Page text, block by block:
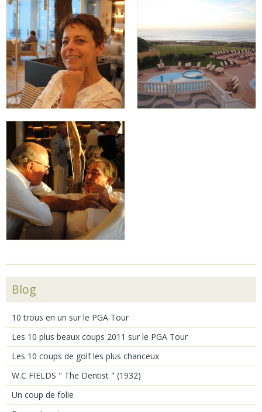
Blog
10 trous en un sur le PGA Tour
Les 10 plus beaux coups 2011 sur le PGA Tour
Les 10 coups de golf les plus chanceux
W.C FIELDS " The Dentist " (1932)
Un coup de folie